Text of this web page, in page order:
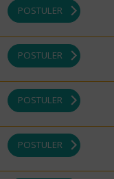
POSTULER
POSTULER
POSTULER
POSTULER